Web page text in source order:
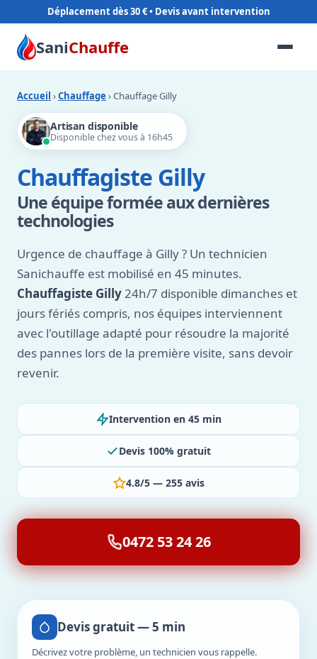
Déplacement dès 30 €
SaniChauffe
Accueil ›Chauffage › Chauffage Gilly
Artisan disponible
Disponible chez vous à 16h45
Chauffagiste Gilly
Une équipe formée aux dernières
technologies
Urgence de chauffage à Gilly ? Un technicien
Sanichauffe est mobilisé en 45 minutes.
Chauffagiste Gilly24h/7 disponible dimanches et
jours fériés compris, nos équipes interviennent
avec l'outillage adapté pour résoudre la majorité
des pannes lors de la première visite, sans devoir
revenir.
Intervention en 45 min
Devis 100% gratuit
4.8/5 — 255 avis
0472 53 24 26
Devis gratuit — 5 min
Décrivez votre problème, un technicien vous rappelle.